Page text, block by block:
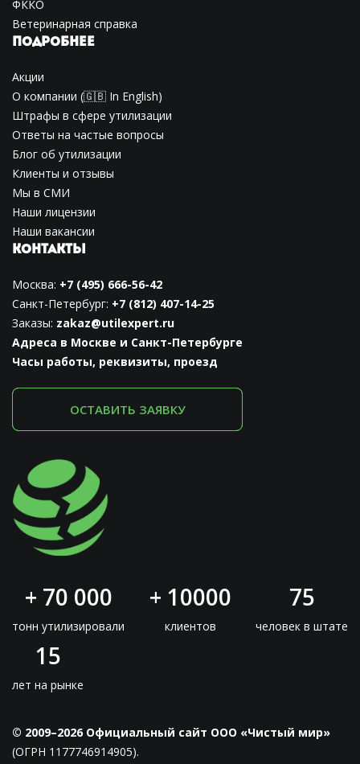
ФККО
Ветеринарная справка
ПОДРОБНЕЕ
Акции
О компании (🇬🇧 In English)
Штрафы в сфере утилизации
Ответы на частые вопросы
Блог об утилизации
Клиенты и отзывы
Мы в СМИ
Наши лицензии
Наши вакансии
КОНТАКТЫ
Москва: +7 (495) 666-56-42
Санкт-Петербург: +7 (812) 407-14-25
Заказы: zakaz@utilexpert.ru
Адреса в Москве и Санкт-Петербурге
Часы работы, реквизиты, проезд
ОСТАВИТЬ ЗАЯВКУ
+ 70 000
тонн утилизировали
+ 10000
клиентов
75
человек в штате
15
лет на рынке
© 2009–2026 Официальный сайт ООО «Чистый мир»
(ОГРН 1177746914905).